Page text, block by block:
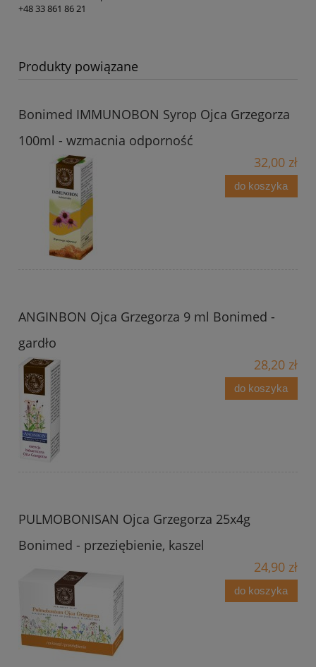
+48 33 861 86 21
Produkty powiązane
Bonimed IMMUNOBON Syrop Ojca Grzegorza
100ml - wzmacnia odporność
32,00 zł
do koszyka
ANGINBON Ojca Grzegorza 9 ml Bonimed -
gardło
28,20 zł
do koszyka
PULMOBONISAN Ojca Grzegorza 25x4g
Bonimed - przeziębienie, kaszel
24,90 zł
do koszyka